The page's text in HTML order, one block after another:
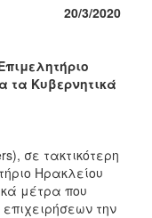
20/3/2020
τα Κυβερνητικά
σε τακτικότερη
Ηρακλείου
μέτρα που
την